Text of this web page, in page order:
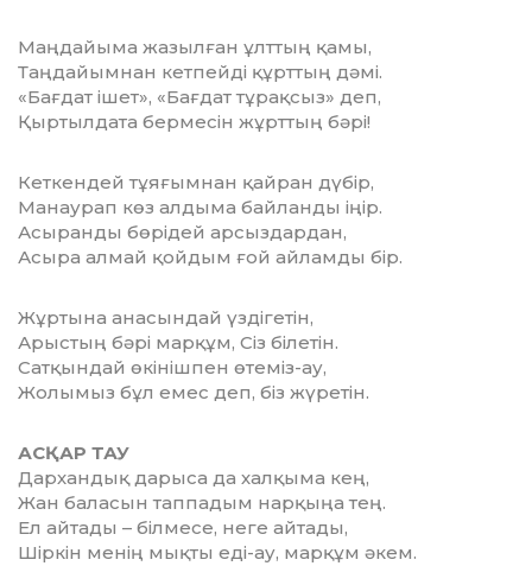
Маңдайыма жазылған ұлттың қамы,
Таңдайымнан кетпейді құрттың дәмі.
«Бағдат ішет», «Бағдат тұрақсыз» деп,
Қыртылдата бермесін жұрттың бәрі!
Кеткендей тұяғымнан қайран дүбір,
Манаурап көз алдыма байланды іңір.
Асыранды бөрідей арсыздардан,
Асыра алмай қойдым ғой айламды бір.
Жұртына анасындай үздігетін,
Арыстың бәрі марқұм, Сіз білетін.
Сатқындай өкінішпен өтеміз-ау,
Жолымыз бұл емес деп, біз жүретін.
АСҚАР ТАУ
Дархандық дарыса да халқыма кең,
Жан баласын таппадым нарқыңа тең.
Ел айтады – білмесе, неге айтады,
Шіркін менің мықты еді-ау, марқұм әкем.